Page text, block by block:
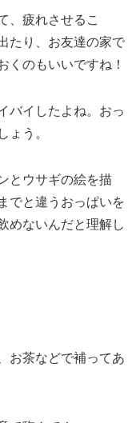
、疲れさせるこ
たり、お友達の家で
くのもいいですね！
バイしたよね。おっ
ょう。
とウサギの絵を描
でと違うおっぱいを
めないんだと理解し
お茶などで補ってあ